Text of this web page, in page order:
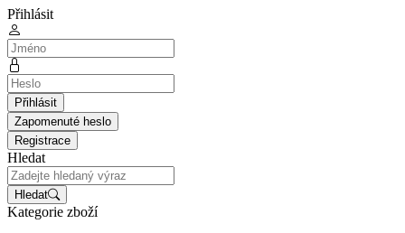
Přihlásit
Přihlásit
Zapomenuté heslo
Registrace
Hledat
Hledat
Kategorie zboží